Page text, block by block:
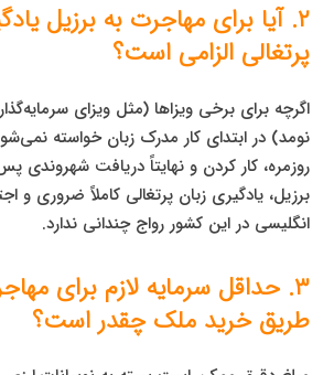
۲. آیا برای مهاجرت به برزیل
پرتغالی الزامی است؟
اگرچه برای برخی ویزاها (مثل ویزای
نومد) در ابتدای کار مدرک زبان خواسته
روزمره، کار کردن و نهایتاً دریافت شهروندی
برزیل، یادگیری زبان پرتغالی کاملاً ضروری و
انگلیسی در این کشور رواج چندانی ندارد.
۳. حداقل سرمایه لازم برای
طریق خرید ملک چقدر است؟